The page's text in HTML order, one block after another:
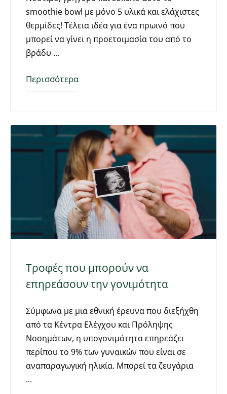
smoothie bowl με μόνο 5 υλικά και ελάχιστες
θερμίδες! Τέλεια ιδέα για ένα πρωινό που
μπορεί να γίνει η προετοιμασία του από το
βράδυ
Περισσότερα
Τροφές που μπορούν να
επηρεάσουν την γονιμότητα
Σύμφωνα με μια εθνική έρευνα που διεξήχθη
από τα Κέντρα Ελέγχου και Πρόληψης
Νοσημάτων, η υπογονιμότητα επηρεάζει
περίπου το 9% των γυναικών που είναι σε
αναπαραγωγική ηλικία. Μπορεί τα ζευγάρια